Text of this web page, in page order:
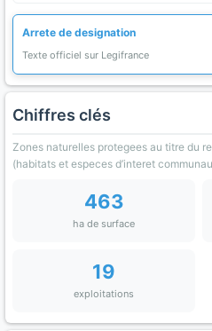
Arrete de designation
Texte officiel sur Legifrance
Chiffres clés
Zones naturelles protegees au titre du
(habitats et especes d’interet
463
ha de surface
19
exploitations